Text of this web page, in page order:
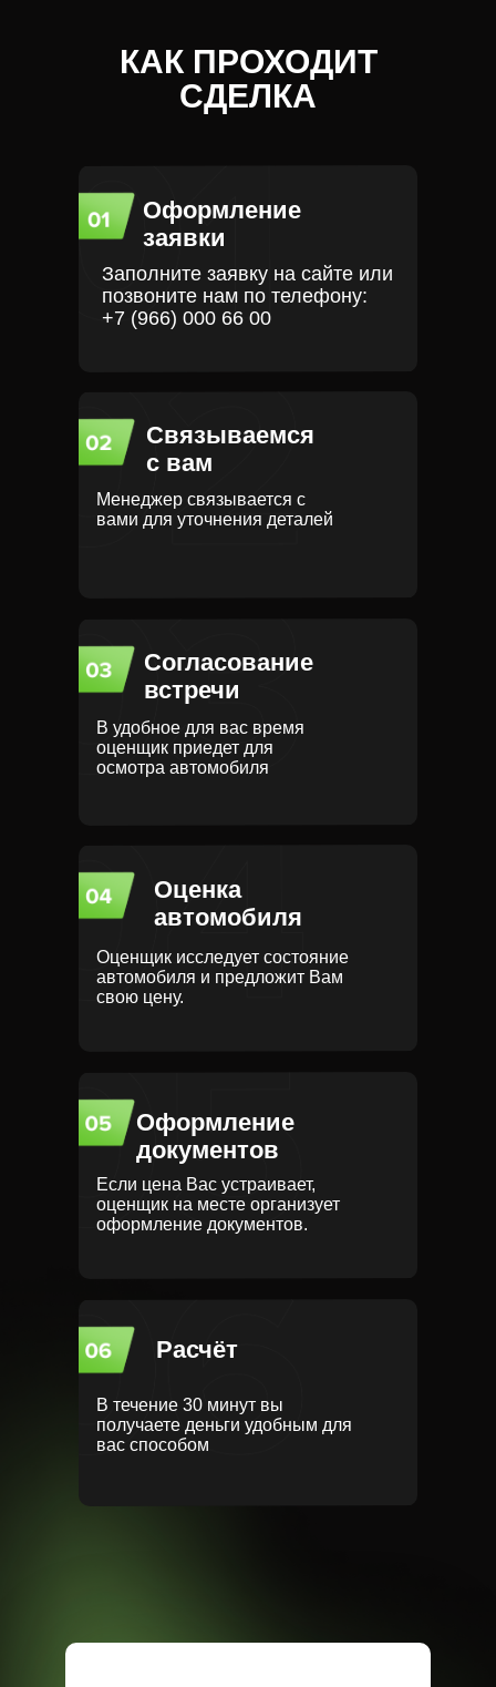
Заполните заявку на сайте или
позвоните нам по телефону:
+7 (966) 000 66 00
Оформление
заявки
Связываемся
с вам
Менеджер связывается с
вами для уточнения деталей
Согласование
встречи
В удобное для вас время
оценщик приедет для
осмотра автомобиля
Оформление
документов
Если цена Вас устраивает,
оценщик на месте организует
оформление документов.
Расчёт
Оценка
автомобиля
В течение 30 минут вы
получаете деньги удобным для
вас способом
Оценщик исследует состояние
автомобиля и предложит Вам
свою цену.
КАК ПРОХОДИТ
СДЕЛКА